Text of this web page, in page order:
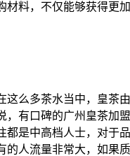
料，不仅能够获得
么多茶水当中，皇茶
有口碑的广州皇茶加
是中高档人士，对于
人流量非常大，如